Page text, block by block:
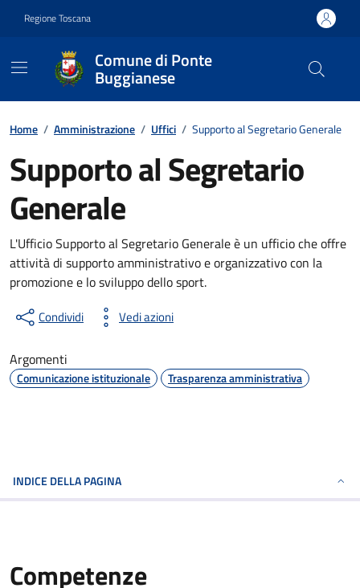
Regione Toscana
Comune di Ponte
Buggianese
Contenuti in evidenza
Home / Amministrazione / Uffici / Supporto al Segretario Generale
Supporto al Segretario
Generale
L'Ufficio Supporto al Segretario Generale è un ufficio che offre
attività di supporto amministrativo e organizzativo con la
promozione e lo sviluppo dello sport.
Condividi Vedi azioni
Argomenti
Comunicazione istituzionale Trasparenza amministrativa
INDICE DELLA PAGINA
Competenze